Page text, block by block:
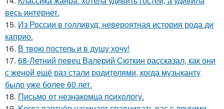
весь интернет.
15. Из России в голливуд: невероятная история рода ди
каприо.
16. В твою постель и в душу хочу!
17. 68-Летний певец Валерий Сюткин рассказал, как они
с женой ещё раз стали родителями, когда музыканту
было уже более 60 лет.
18. Письмo от незнакомца пcихологу.